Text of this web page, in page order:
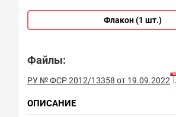
Флакон (1 шт.)
Файлы:
РУ № ФСР 2012/13358 от 19.09.2022
ОПИСАНИЕ